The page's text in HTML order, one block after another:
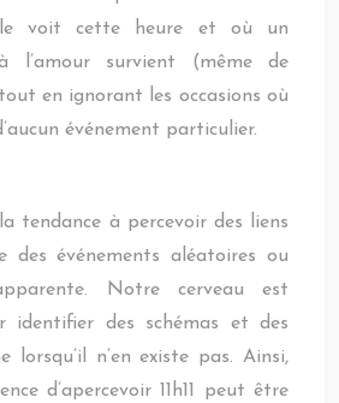
voit cette heure et où un
l’amour survient (même de
en ignorant les occasions où
d’aucun événement particulier.
tendance à percevoir des liens
des événements aléatoires ou
Notre cerveau est
identifier des schémas et des
lorsqu’il n’en existe pas. Ainsi,
d’apercevoir 11h11 peut être